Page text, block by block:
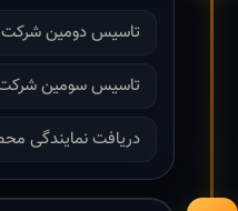
تاسیس دومین شرکت
تاسیس سومین شرکت
دریافت نمایندگی